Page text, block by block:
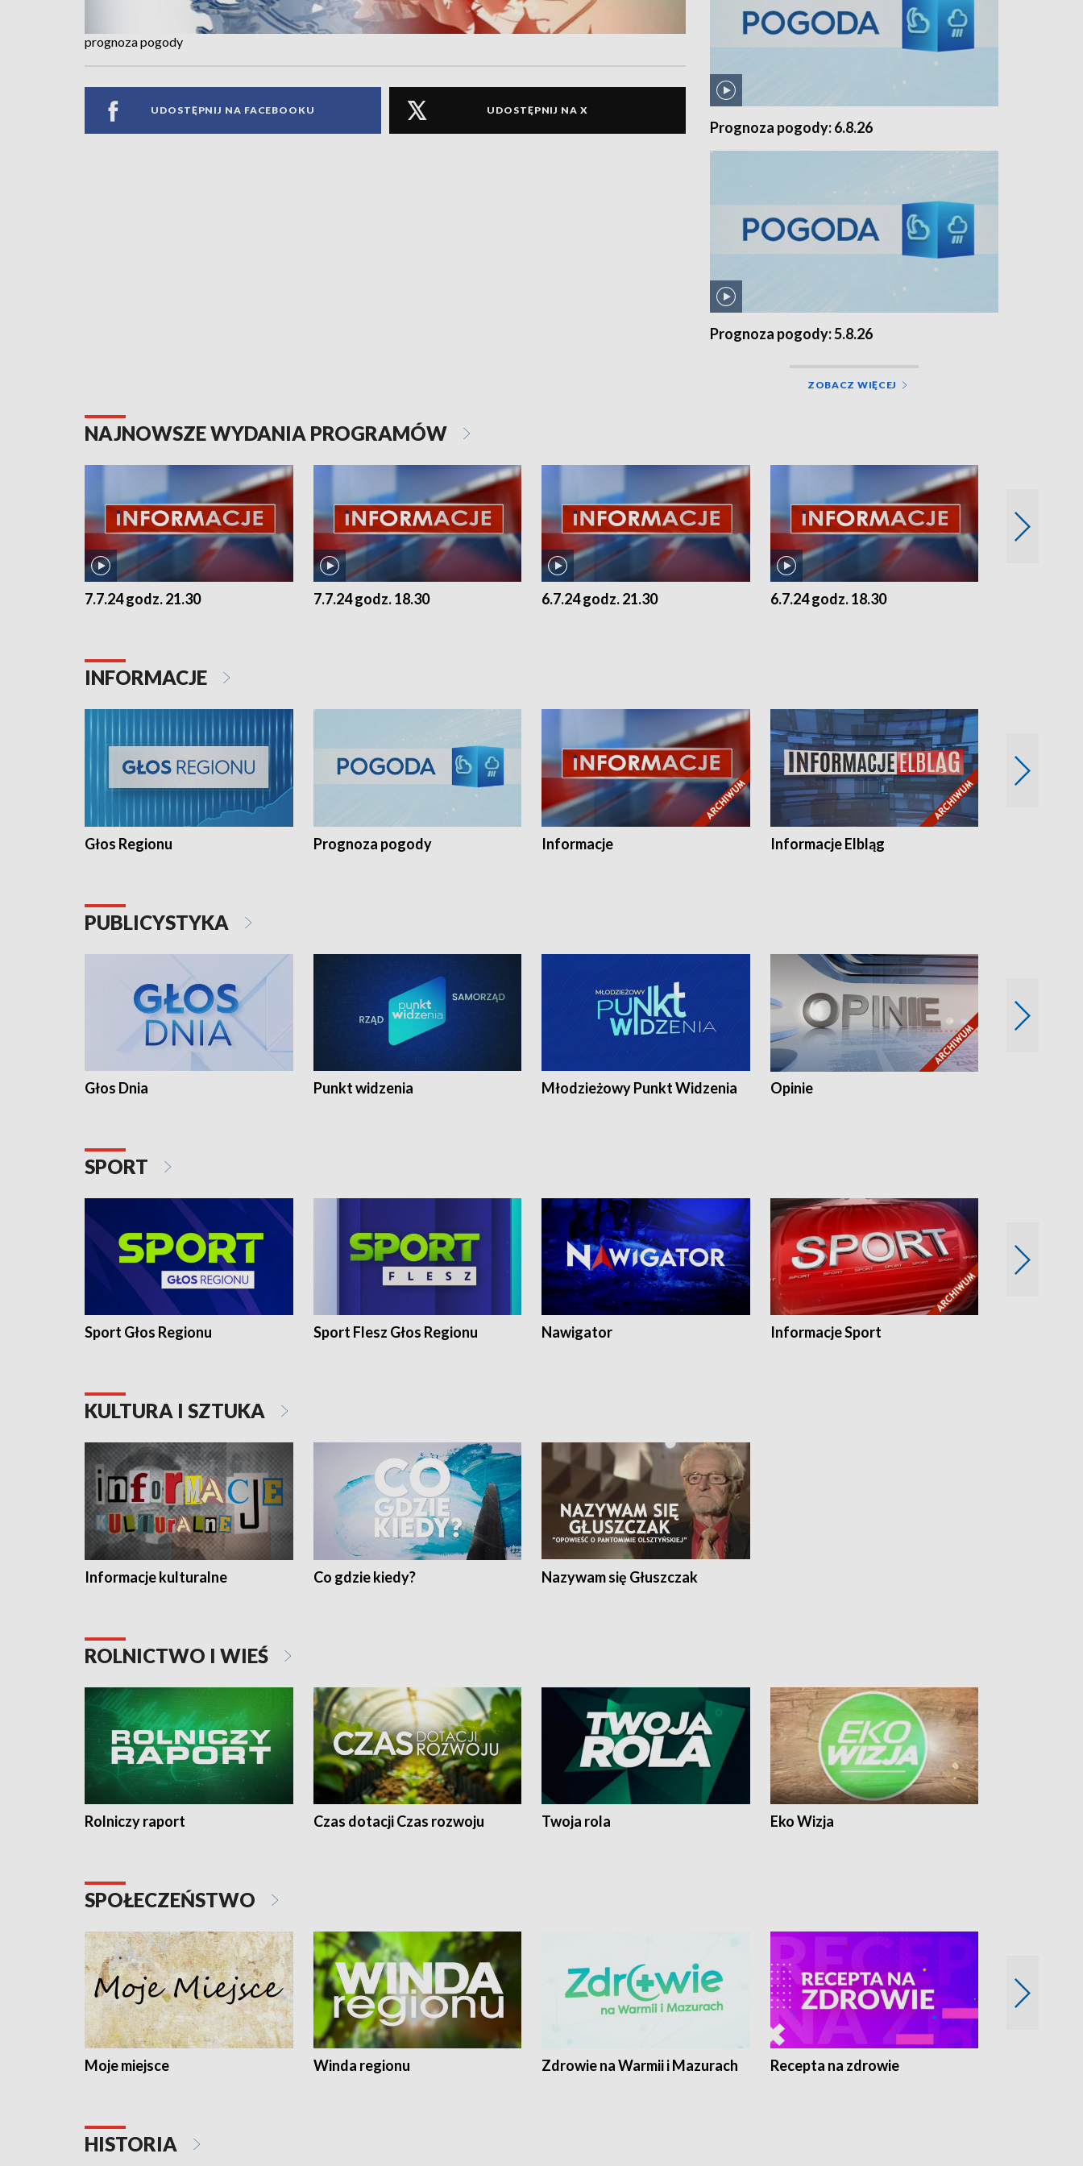
prognoza pogody
UDOSTĘPNIJ NA FACEBOOKU UDOSTĘPNIJ NA X
Prognoza pogody: 6.8.26
Prognoza pogody: 5.8.26
ZOBACZ WIĘCEJ
NAJNOWSZE WYDANIA PROGRAMÓW
7.7.24 godz. 21.30 7.7.24 godz. 18.30 6.7.24 godz. 21.30 6.7.24 godz. 18.30
INFORMACJE
Głos Regionu Prognoza pogody Informacje Informacje Elbląg
PUBLICYSTYKA
Głos Dnia Punkt widzenia Młodzieżowy Punkt Widzenia Opinie
SPORT
Sport Głos Regionu Sport Flesz Głos Regionu Nawigator Informacje Sport
KULTURA I SZTUKA
Informacje kulturalne Co gdzie kiedy? Nazywam się Głuszczak
ROLNICTWO I WIEŚ
Rolniczy raport Czas dotacji Czas rozwoju Twoja rola Eko Wizja
SPOŁECZEŃSTWO
Moje miejsce Winda regionu Zdrowie na Warmii i Mazurach Recepta na zdrowie
HISTORIA